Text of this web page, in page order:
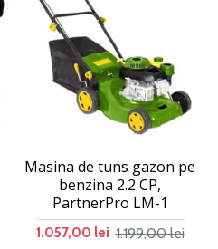
Masina de tuns gazon pe
benzina 2.2 CP,
PartnerPro LM-1
1.057,00 lei 1.199,00 lei